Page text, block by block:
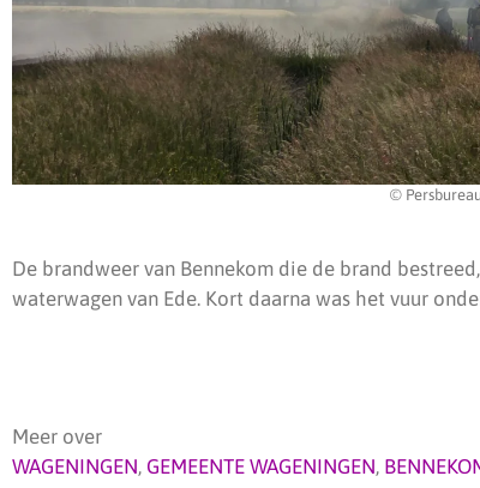
©
De brandweer van Bennekom die de brand
waterwagen van Ede. Kort daarna was het vuur
Meer over
WAGENINGEN, GEMEENTE WAGENINGEN,